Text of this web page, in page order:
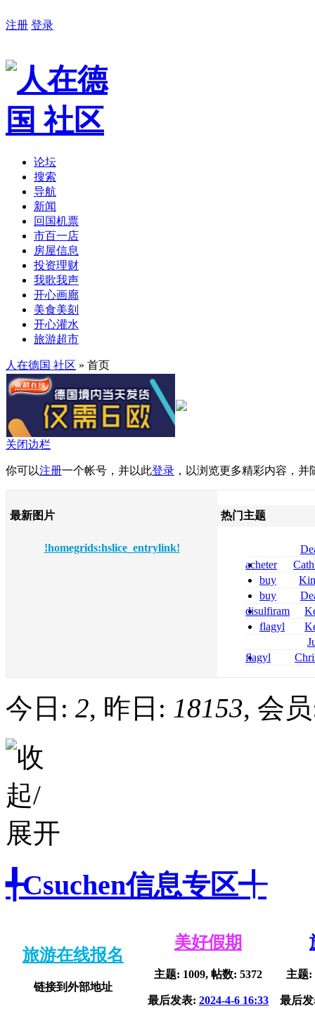
注册 登录
论坛
搜索
导航
新闻
回国机票
市百一店
房屋信息
投资理财
我歌我声
开心画廊
美食美刻
开心灌水
旅游超市
人在德国 社区 » 首页
关闭边栏
你可以注册一个帐号，并以此登录 ，以浏览更多精彩内容，
最新图片
!homegrids:hslice_entrylink!
热门主题
tizanidine
sans
acheter
dapsone site
buy
zolpidem usa
buy
pregabalin 300
pregabalin
disulfiram
sansflagyl
online
bestellen
roxithromycin
flagyl
今日: 2, 昨日: 18153, 会
╃Csuchen信息专区╃
旅游在线报名
链接到外部地址
美好假期
主题: 1009, 帖数: 5372
最后发表: 2024-4-6 16:33
主题:
最后